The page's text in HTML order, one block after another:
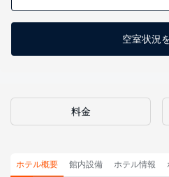
空室状況
料金
ホテル概要 館内設備 ホテル情報